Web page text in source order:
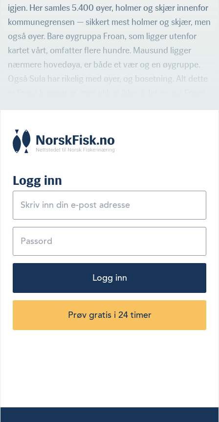
igjen. Her samles 5.400 øyer, holmer og skjær innenfor
kommunegrensen — sikkert mest holmer og skjær, men
også øyer. Bare øygruppa Froan, som ligger utenfor
kartet vårt, omfatter flere hundre. Mausund ligger
nærmere hovedøya, er både et vær og en øygruppe.
Også Sula har rikelig med øyer, og bosetning. Alt dette
Logg inn
Logg inn
Prøv gratis i 24 timer